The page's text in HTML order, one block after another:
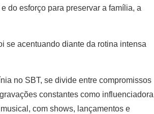
do esforço para preservar a família, a
se acentuando diante da rotina intensa
no SBT, se divide entre compromissos
constantes como influenciadora
com shows, lançamentos e